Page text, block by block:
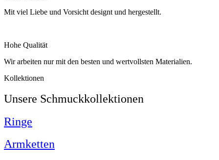
Mit viel Liebe und Vorsicht designt und hergestellt.
Hohe Qualität
Wir arbeiten nur mit den besten und wertvollsten Materialien.
Kollektionen
Unsere Schmuckkollektionen
Ringe
Armketten